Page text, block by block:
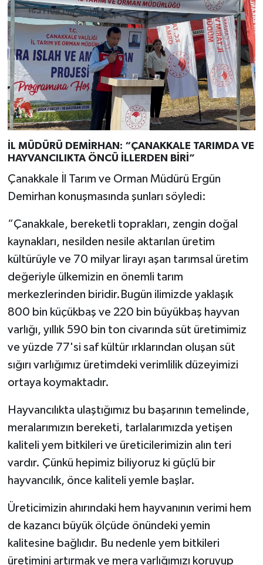
İL MÜDÜRÜ DEMİRHAN: “ÇANAKKALE TARIMDA VE
HAYVANCILIKTA ÖNCÜ İLLERDEN BİRİ”
Çanakkale İl Tarım ve Orman Müdürü Ergün
Demirhan konuşmasında şunları söyledi:
“Çanakkale, bereketli toprakları, zengin doğal
kaynakları, nesilden nesile aktarılan üretim
kültürüyle ve 70 milyar lirayı aşan tarımsal üretim
değeriyle ülkemizin en önemli tarım
merkezlerinden biridir.Bugün ilimizde yaklaşık
800 bin küçükbaş ve 220 bin büyükbaş hayvan
varlığı, yıllık 590 bin ton civarında süt üretimimiz
ve yüzde 77'si saf kültür ırklarından oluşan süt
sığırı varlığımız üretimdeki verimlilik düzeyimizi
ortaya koymaktadır.
Hayvancılıkta ulaştığımız bu başarının temelinde,
meralarımızın bereketi, tarlalarımızda yetişen
kaliteli yem bitkileri ve üreticilerimizin alın teri
vardır. Çünkü hepimiz biliyoruz ki güçlü bir
hayvancılık, önce kaliteli yemle başlar.
Üreticimizin ahırındaki hem hayvanının verimi hem
de kazancı büyük ölçüde önündeki yemin
kalitesine bağlıdır. Bu nedenle yem bitkileri
üretimini artırmak ve mera varlığımızı koruyup